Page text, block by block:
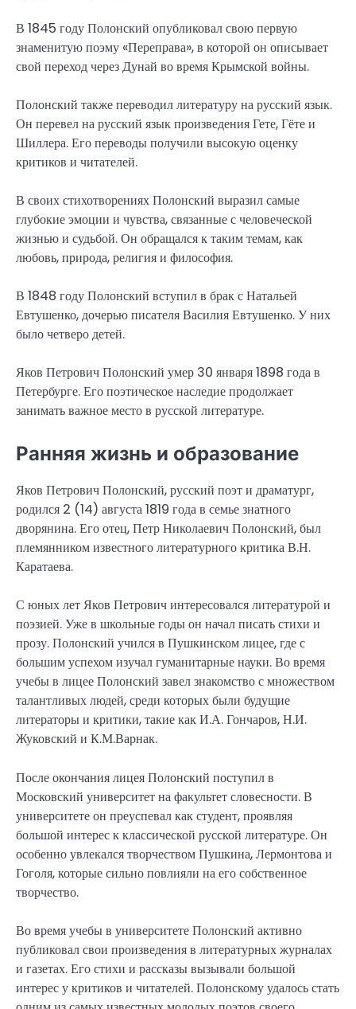
В 1845 году Полонский опубликовал свою первую
знаменитую поэму «Переправа», в которой он описывает
свой переход через Дунай во время Крымской войны.
Полонский также переводил литературу на русский язык.
Он перевел на русский язык произведения Гете, Гёте и
Шиллера. Его переводы получили высокую оценку
критиков и читателей.
В своих стихотворениях Полонский выразил самые
глубокие эмоции и чувства, связанные с человеческой
жизнью и судьбой. Он обращался к таким темам, как
любовь, природа, религия и философия.
В 1848 году Полонский вступил в брак с Натальей
Евтушенко, дочерью писателя Василия Евтушенко. У них
было четверо детей.
Яков Петрович Полонский умер 30 января 1898 года в
Петербурге. Его поэтическое наследие продолжает
занимать важное место в русской литературе.
Ранняя жизнь и образование
Яков Петрович Полонский, русский поэт и драматург,
родился 2 (14) августа 1819 года в семье знатного
дворянина. Его отец, Петр Николаевич Полонский, был
племянником известного литературного критика В.Н.
Каратаева.
С юных лет Яков Петрович интересовался литературой и
поэзией. Уже в школьные годы он начал писать стихи и
прозу. Полонский учился в Пушкинском лицее, где с
большим успехом изучал гуманитарные науки. Во время
учебы в лицее Полонский завел знакомство с множеством
талантливых людей, среди которых были будущие
литераторы и критики, такие как И.А. Гончаров, Н.И.
Жуковский и К.М.Варнак.
После окончания лицея Полонский поступил в
Московский университет на факультет словесности. В
университете он преуспевал как студент, проявляя
большой интерес к классической русской литературе. Он
особенно увлекался творчеством Пушкина, Лермонтова и
Гоголя, которые сильно повлияли на его собственное
творчество.
Во время учебы в университете Полонский активно
публиковал свои произведения в литературных журналах
и газетах. Его стихи и рассказы вызывали большой
интерес у критиков и читателей. Полонскому удалось стать